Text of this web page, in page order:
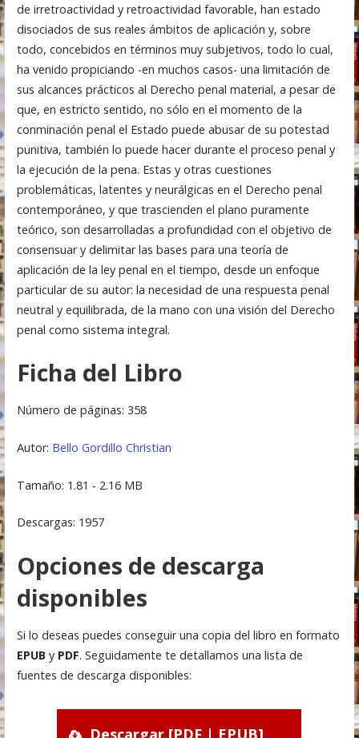
de irretroactividad y retroactividad favorable, han estado
disociados de sus reales ámbitos de aplicación y, sobre
todo, concebidos en términos muy subjetivos, todo lo cual,
ha venido propiciando -en muchos casos- una limitación de
sus alcances prácticos al Derecho penal material, a pesar de
que, en estricto sentido, no sólo en el momento de la
conminación penal el Estado puede abusar de su potestad
punitiva, también lo puede hacer durante el proceso penal y
la ejecución de la pena. Estas y otras cuestiones
problemáticas, latentes y neurálgicas en el Derecho penal
contemporáneo, y que trascienden el plano puramente
teórico, son desarrolladas a profundidad con el objetivo de
consensuar y delimitar las bases para una teoría de
aplicación de la ley penal en el tiempo, desde un enfoque
particular de su autor: la necesidad de una respuesta penal
neutral y equilibrada, de la mano con una visión del Derecho
penal como sistema integral.
Ficha del Libro
Número de páginas: 358
Autor: Bello Gordillo Christian
Tamaño: 1.81 - 2.16 MB
Descargas: 1957
Opciones de descarga
disponibles
Si lo deseas puedes conseguir una copia del libro en formato
EPUBy PDF. Seguidamente te detallamos una lista de
fuentes de descarga disponibles: